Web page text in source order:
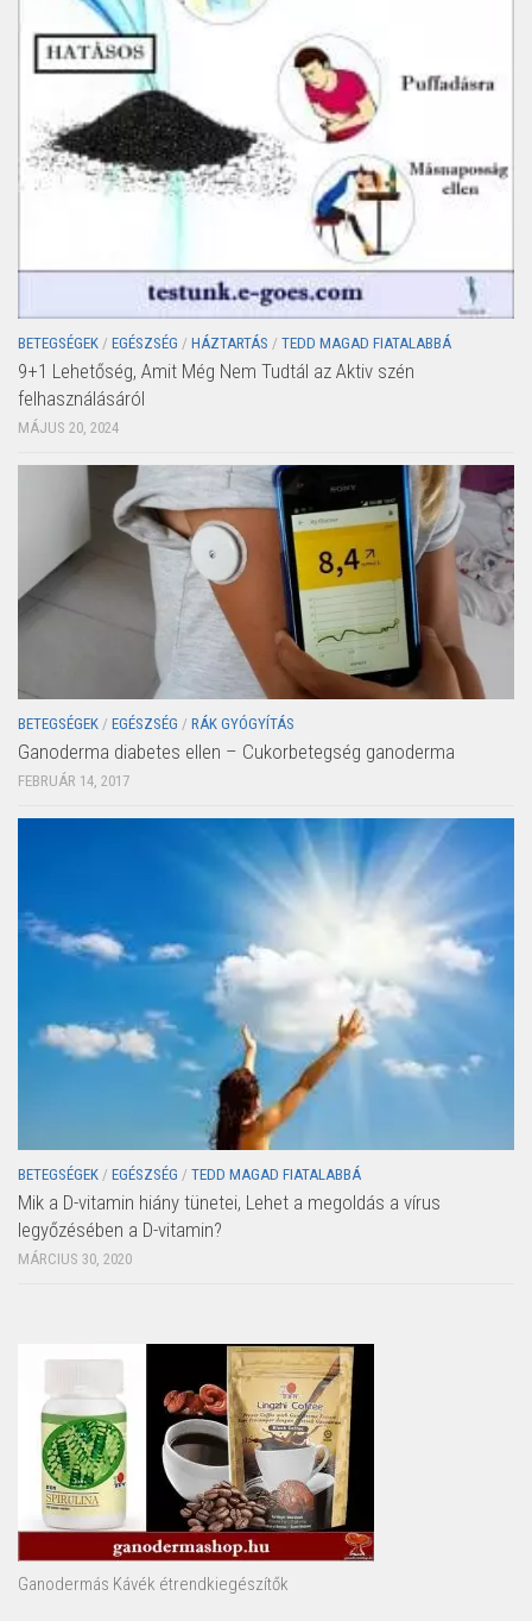
BETEGSÉGEK / EGÉSZSÉG / HÁZTARTÁS / TEDD MAGAD FIATALABBÁ
9+1 Lehetőség, Amit Még Nem Tudtál az Aktiv szén
felhasználásáról
MÁJUS 20, 2024
BETEGSÉGEK / EGÉSZSÉG / RÁK GYÓGYÍTÁS
Ganoderma diabetes ellen – Cukorbetegség ganoderma
FEBRUÁR 14, 2017
BETEGSÉGEK / EGÉSZSÉG / TEDD MAGAD FIATALABBÁ
Mik a D-vitamin hiány tünetei, Lehet a megoldás a vírus
legyőzésében a D-vitamin?
MÁRCIUS 30, 2020
Ganodermás Kávék étrendkiegészítők